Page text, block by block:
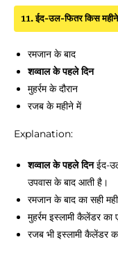
11. ईद-उल-फितर किस महीने
रमजान के बाद
शव्वाल के पहले दिन
मुहर्रम के दौरान
रजब के महीने में
Explanation:
शव्वाल के पहले दिनईद-
उपवास के बाद आती है।
रमजान के बाद का सही
मुहर्रम इस्लामी कैलेंडर
रजब भी इस्लामी कैलेंडर